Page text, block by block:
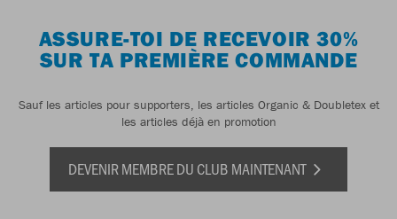
ASSURE-TOI DE RECEVOIR 30%
SUR TA PREMIÈRE COMMANDE
Sauf les articles pour supporters, les articles Organic & Doubletex et
les articles déjà en promotion
DEVENIR MEMBRE DU CLUB MAINTENANT